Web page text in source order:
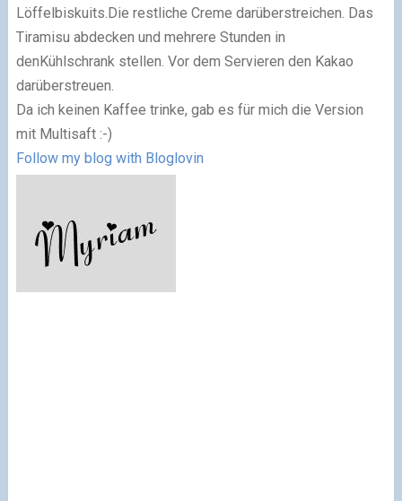
Löffelbiskuits.Die restliche Creme darüberstreichen. Das
Tiramisu abdecken und mehrere Stunden in
denKühlschrank stellen. Vor dem Servieren den Kakao
darüberstreuen.
Da ich keinen Kaffee trinke, gab es für mich die Version
mit Multisaft :-)
Follow my blog with Bloglovin